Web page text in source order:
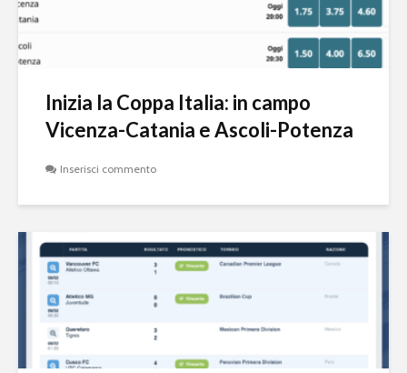
Inizia la Coppa Italia: in campo
Vicenza-Catania e Ascoli-Potenza
Inserisci commento